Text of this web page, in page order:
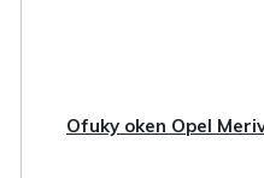
Ofuky oken Opel